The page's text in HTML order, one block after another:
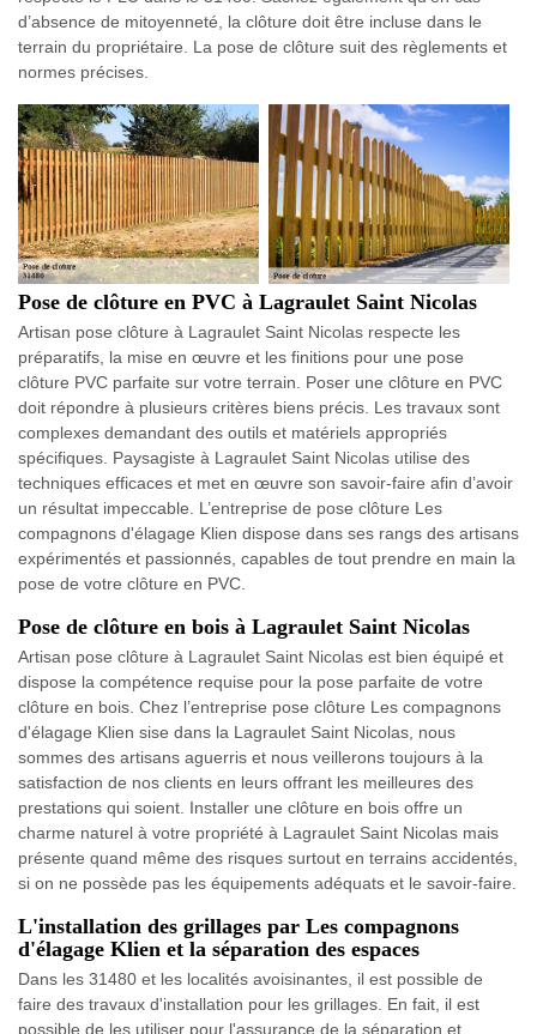
d’absence de mitoyenneté, la clôture doit être incluse dans le
terrain du propriétaire. La pose de clôture suit des règlements et
normes précises.
Pose de clôture en PVC à Lagraulet Saint Nicolas
Artisan pose clôture à Lagraulet Saint Nicolas respecte les
préparatifs, la mise en œuvre et les finitions pour une pose
clôture PVC parfaite sur votre terrain. Poser une clôture en PVC
doit répondre à plusieurs critères biens précis. Les travaux sont
complexes demandant des outils et matériels appropriés
spécifiques. Paysagiste à Lagraulet Saint Nicolas utilise des
techniques efficaces et met en œuvre son savoir-faire afin d’avoir
un résultat impeccable. L’entreprise de pose clôture Les
compagnons d'élagage Klien dispose dans ses rangs des artisans
expérimentés et passionnés, capables de tout prendre en main la
pose de votre clôture en PVC.
Pose de clôture en bois à Lagraulet Saint Nicolas
Artisan pose clôture à Lagraulet Saint Nicolas est bien équipé et
dispose la compétence requise pour la pose parfaite de votre
clôture en bois. Chez l’entreprise pose clôture Les compagnons
d'élagage Klien sise dans la Lagraulet Saint Nicolas, nous
sommes des artisans aguerris et nous veillerons toujours à la
satisfaction de nos clients en leurs offrant les meilleures des
prestations qui soient. Installer une clôture en bois offre un
charme naturel à votre propriété à Lagraulet Saint Nicolas mais
présente quand même des risques surtout en terrains accidentés,
si on ne possède pas les équipements adéquats et le savoir-faire.
L'installation des grillages par Les compagnons
d'élagage Klien et la séparation des espaces
Dans les 31480 et les localités avoisinantes, il est possible de
faire des travaux d'installation pour les grillages. En fait, il est
possible de les utiliser pour l'assurance de la séparation et